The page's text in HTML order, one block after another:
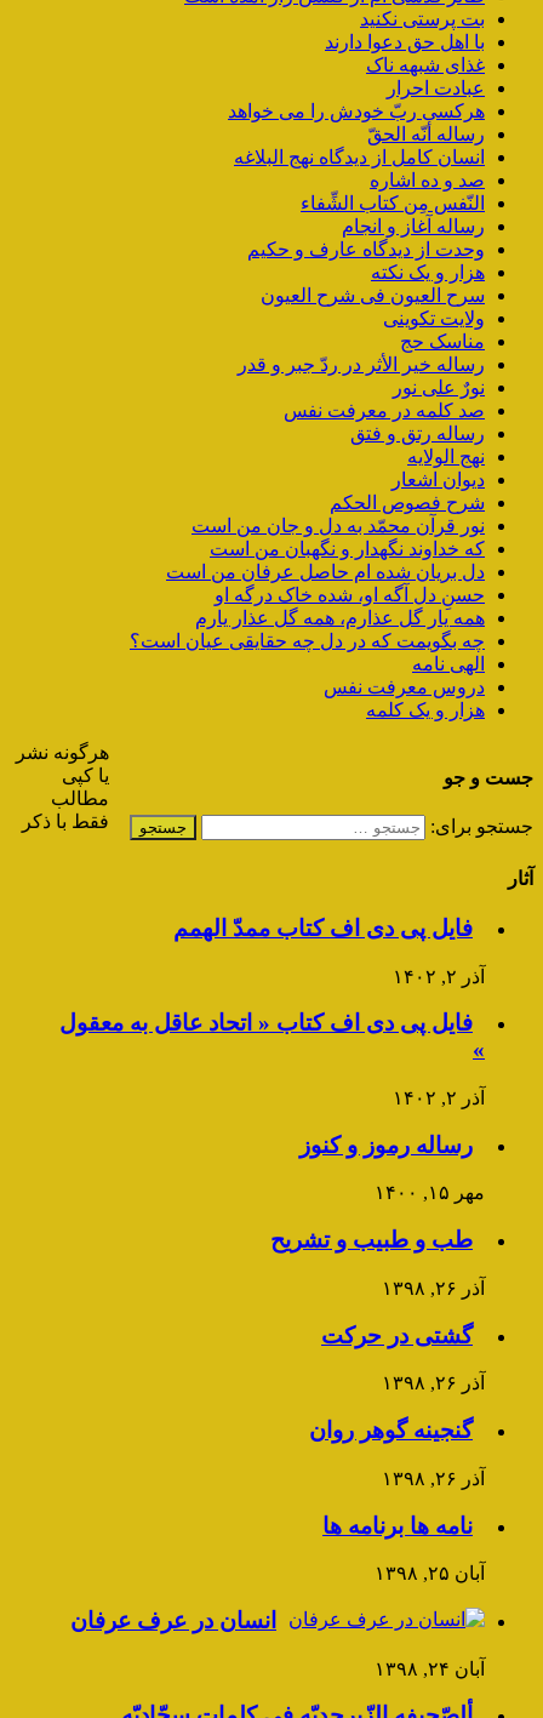
بت پرستی نکنید
با اهل حق دعوا دارند
غذای شبهه ناک
عبادت احرار
هرکسی ربّ خودش را می خواهد
رساله أنّه الحقّ
انسان کامل از دیدگاه نهج البلاغه
صد و ده اشاره
النّفس مِن کتاب الشِّفاء
رساله آغاز و انجام
وحدت از دیدگاه عارف و حکیم
هزار و یک نکته
سرح العیون فی شرح العیون
ولایت تکوینی
مناسک حج
رساله خیر الأثر در ردّ جبر و قدر
نورٌ علی نور
صد کلمه در معرفت نفس
رساله رتق و فتق
نهج الولایه
دیوان اشعار
شرح فصوص الحکم
نور قرآن محمّد به دل و جان من است
که خداوند نگهدار و نگهبان من است
دل بریان شده ام حاصل عرفان من است
حسنِ دل آگه او، شده خاک درگه او
همه یار گل عذارم، همه گل عذار یارم
چه بگویمت که در دل چه حقایقی عیان است؟
الهی نامه
دروس معرفت نفس
هزار و یک کلمه
جست و جو
جستجو برای:
آثار
فایل پی دی اف کتاب ممدّ الهمم
آذر ۲, ۱۴۰۲
فایل پی دی اف کتاب « اتحاد عاقل به معقول
»
آذر ۲, ۱۴۰۲
رساله رموز و کنوز
مهر ۱۵, ۱۴۰۰
طب و طبیب و تشریح
آذر ۲۶, ۱۳۹۸
گشتی در حرکت
آذر ۲۶, ۱۳۹۸
گنجینه گوهر روان
آذر ۲۶, ۱۳۹۸
نامه ها برنامه ها
آبان ۲۵, ۱۳۹۸
انسان در عرف عرفان
آبان ۲۴, ۱۳۹۸
هرگونه نشر
یا کپی
مطالب
فقط با ذکر